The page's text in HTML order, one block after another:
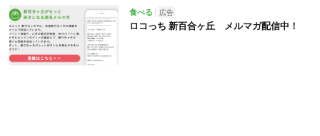
食べる 広告
ロコっち 新百合ヶ丘 メルマガ配信中！